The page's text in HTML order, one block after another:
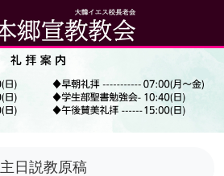
主日説教原稿